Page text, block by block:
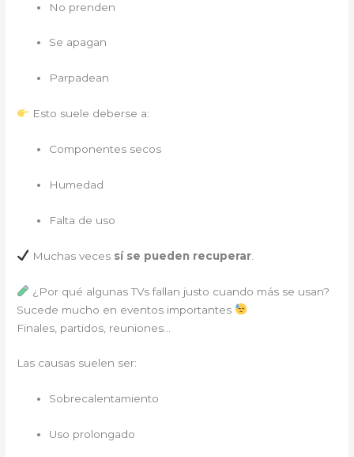
No prenden
Se apagan
Parpadean
Esto suele deberse a:
Componentes secos
Humedad
Falta de uso
Muchas veces sí se pueden recuperar.
¿Por qué algunas TVs fallan justo cuando más se usan?
Sucede mucho en eventos importantes
Finales, partidos, reuniones…
Las causas suelen ser:
Sobrecalentamiento
Uso prolongado